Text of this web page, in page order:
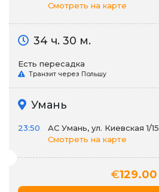
Смотреть на карте
34 ч. 30 м.
Есть пересадка
Транзит через Польшу
Умань
23:50
АС Умань, ул. Киевская 1/15
Смотреть на карте
€129.00